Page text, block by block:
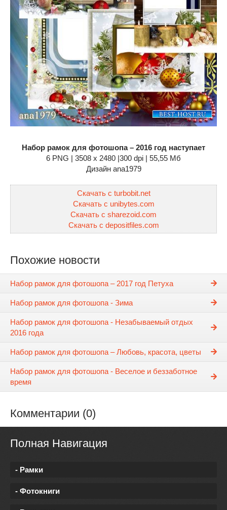
Набор рамок для фотошопа – 2016 год наступает
6 PNG | 3508 x 2480 |300 dpi | 55,55 Мб
Дизайн аnа1979
Скачать с turbobit.net
Скачать с unibytes.com
Скачать с sharezoid.com
Скачать с depositfiles.com
Похожие новости
Набор рамок для фотошопа – 2017 год Петуха
Набор рамок для фотошопа - Зима
Набор рамок для фотошопа - Незабываемый отдых
2016 года
Набор рамок для фотошопа – Любовь, красота, цветы
Набор рамок для фотошопа - Веселое и беззаботное
время
Комментарии (0)
Полная Навигация
- Рамки
- Фотокниги